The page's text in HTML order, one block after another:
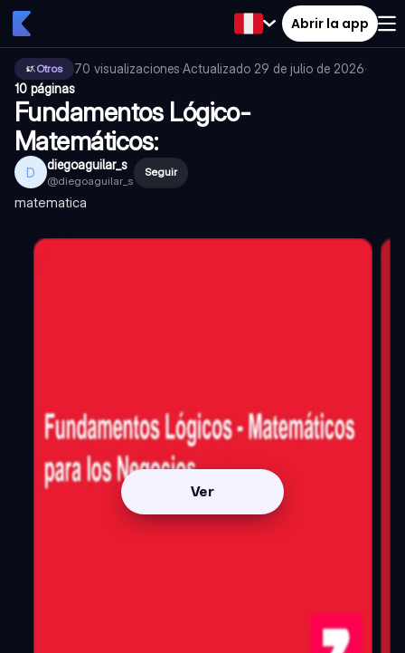
Abrir la app
Otros 70 visualizaciones·Actualizado 29 de julio de 2026·
10 páginas
Fundamentos Lógico-
Matemáticos:
D diegoaguilar_s
@diegoaguilar_s
Seguir
matematica
Ver